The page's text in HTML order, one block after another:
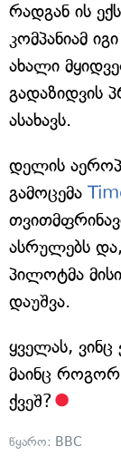
რადგან ის
კომპანიამ
ახალი
გადაზიდვის
ასახავს.
დელის
გამოცემა
ასრულებს
პილოტმა
დაუშვა.
ყველას, ვინც
მაინც
ქვეშ?
წყარო: BBC